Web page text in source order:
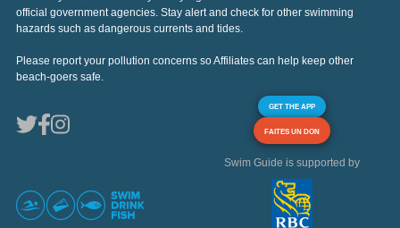
official government agencies. Stay alert and check for other swimming
hazards such as dangerous currents and tides.
Please report your pollution concerns so Affiliates can help keep other
beach-goers safe.
GET THE APP
FAITES UN DON
Swim Guide is supported by